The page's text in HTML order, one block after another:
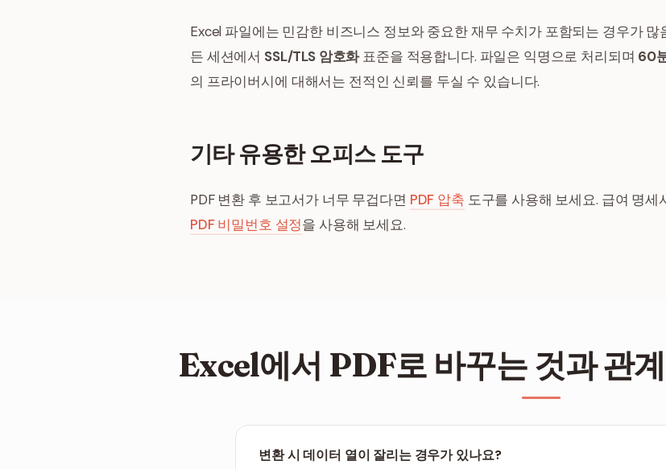
Excel 파일에는 민감한 비즈니스 정보와 중요한 재무 수치가 포함되는 경우가 많
든 세션에서 SSL/TLS 암호화표준을 적용합니다. 파일은 익명으로 처리되며 60
의 프라이버시에 대해서는 전적인 신뢰를 두실 수 있습니다.
기타 유용한 오피스 도구
PDF 변환 후 보고서가 너무 무겁다면 PDF 압축 도구를 사용해 보세요. 급여 명
PDF 비밀번호 설정을 사용해 보세요.
Excel에서 PDF로 바꾸는 것과 관
변환 시 데이터 열이 잘리는 경우가 있나요?